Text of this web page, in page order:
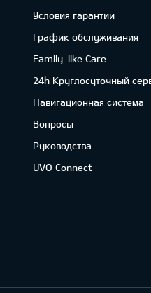
Условия гарантии
График обслуживания
Family-like Care
24h Круглосуточный
Навигационная система
Вопросы
Руководства
UVO Connect